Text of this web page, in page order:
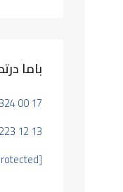
باما
00 17
12 13